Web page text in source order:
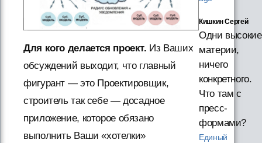
Для кого делается проект. Из Ваших
обсуждений выходит, что главный
фигурант — это Проектировщик,
строитель так себе — досадное
приложение, которое обязано
выполнить Ваши «хотелки»
Кишкин Сергей
Одни высокие
материи,
ничего
конкретного.
Что там с
пресс-
формами?
Единый